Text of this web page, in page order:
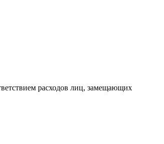
расходов лиц, замещающих